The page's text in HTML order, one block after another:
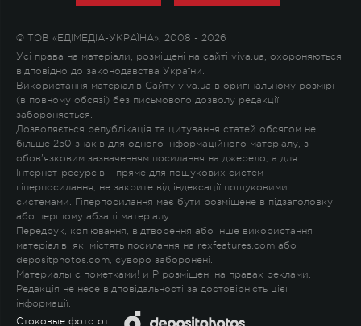
© ТОВ «ЕДІМЕДІА-УКРАЇНА», 2008 - 2026
Усі права на матеріали, розміщені на сайті viva.ua, охороняються
відповідно до законодавства України.
Використання матеріалів Сайту viva.ua в оригінальному розмірі
(в повному обсязі) без письмового дозволу редакції
забороняється.
Дозволяється републікація та цитування статей обсягом не
більше 250 знаків для одного інформаційного матеріалу, з
обов'язковим зазначенням посилання на джерело, а для
Інтернет-ресурсів – пряме для пошукових систем
гіперпосилання, не закрите від індексації пошуковими
системами. Гіперпосилання має бути розміщене в підзаголовку
або першому абзаці матеріалу.
Передрук, копіювання, відтворення або інше використання
матеріалів, які містять посилання на rexfeatures.com або
depositphotos.com, суворо заборонені.
Материалы с пометками! и P розміщені на правах реклами.
Редакція не несе відповідальності за достовірність цієї
інформації.
Стоковые фото от: